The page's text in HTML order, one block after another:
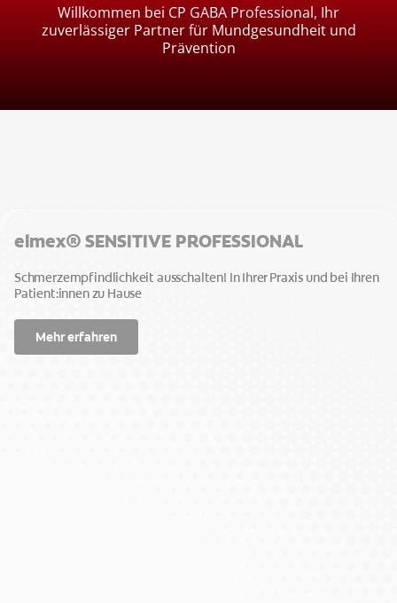
FORTBILDUNGSPLATTFORM
Willkommen bei CP GABA Professional, Ihr
zuverlässiger Partner für Mundgesundheit und
Prävention
elmex® SENSITIVE PROFESSIONAL
Schmerzempfindlichkeit ausschalten! In Ihrer Praxis und bei Ihren
Patient:innen zu Hause
Mehr erfahren